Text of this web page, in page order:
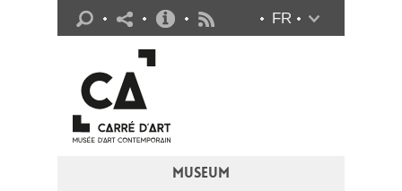
MUSEUM
FR
Practical info